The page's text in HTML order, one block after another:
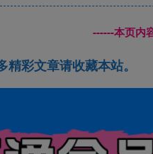
------本页内
彩文章请收藏本站。